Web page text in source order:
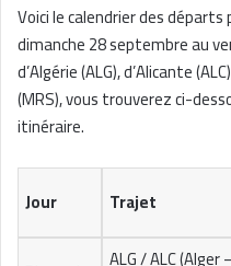
Voici le calendrier des
dimanche 28 septembre au
d’Algérie (ALG), d’Alicante
(MRS), vous trouverez ci-
itinéraire.
Jour Trajet
ALG / ALC (Alger